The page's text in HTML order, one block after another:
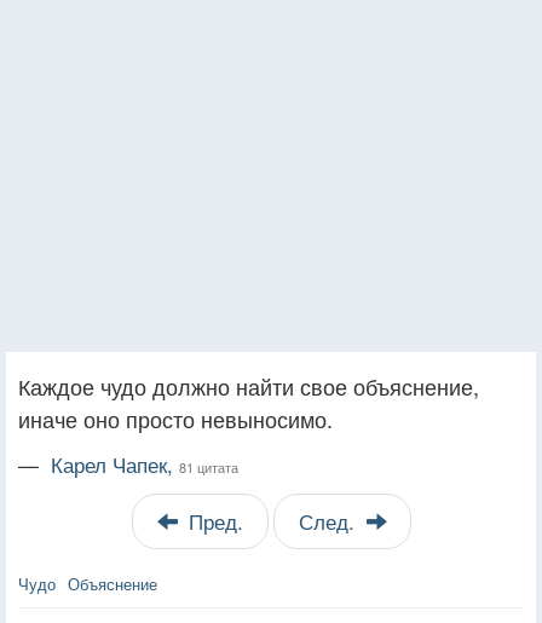
Каждое чудо должно найти свое объяснение,
иначе оно просто невыносимо.
— Карел Чапек, 81 цитата
Пред. След.
Чудо Объяснение